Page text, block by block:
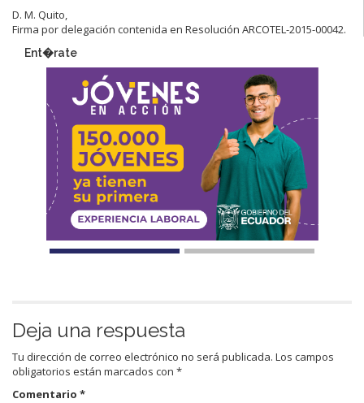
D. M. Quito,
Firma por delegación contenida en Resolución ARCOTEL-2015-00042.
Ent�rate
Deja una respuesta
Tu dirección de correo electrónico no será publicada. Los campos
obligatorios están marcados con *
Comentario *